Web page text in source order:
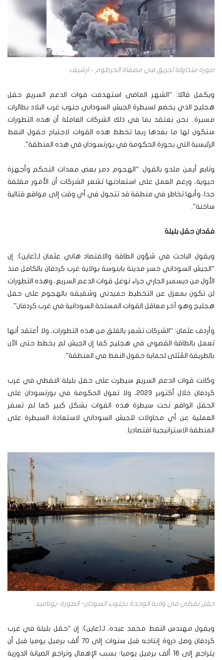
صورة متداولة لحريق في مصفاة الخرطوم – ارشيف
ويكمل قائلا: “الشهر الماضي استهدفت قوات الدعم السريع حقل
هجليج الذي يخضع لسيطرة الجيش السوداني جنوب غرب البلاد بطائرات
مسيرة.. نحن نعتقد بما في ذلك الشركات العاملة أن هذه التطورات
ستكون لها ما بعدها ربما تخطط هذه القوات لاجتياح حقول النفط
الرئيسية التي بحوزة الحكومة في بورتسودان في هذه المنطقة”.
وتابع أيمن ملدو بالقول: “الهجوم دمر بعض معدات التحكم وأجهزة
حيوية، ورغم العمل على استعادتها تشعر الشركات أن الأمور مقلقة
جدا، وأنها تخاطر في منطقة قد تتحول في أي وقت إلى مواقع قتالية
ساخنة”.
فقدان حقل بليلة
ويقول الباحث في شؤون الطاقة والاقتصاد هاني عثمان لـ(عاين): إن
“الجيش السوداني خسر مدينة بابنوسة بولاية غرب كردفان بالكامل منذ
الأول من ديسمبر الجاري جراء توغل قوات الدعم السريع، وهذه التطورات
لن تكون بمعزل عن التخطيط حميدتي وشقيقه بالهجوم على حقل
هجليج وهو آخر معاقل القوات المسلحة السودانية في غرب كردفان”.
وأردف عثمان: “الشركات تشعر بالقلق من هذه التطورات، ولا أعتقد أنها
تعمل بالطاقة القصوى في هجليج كما إن الجيش لم يخطط حتى الآن
بالطريقة المُثلى لحماية حقول النفط في المنطقة”.
وكانت قوات الدعم السريع سيطرت على حقل بليلة النفطي في غرب
كردفان خلال أكتوبر 2023، ولا تعول الحكومة في بورتسودان على
الحقل الواقع تحت سيطرة هذه القوات بشكل كبير كما لم تسفر
العملية عن أي محاولات للجيش السوداني لاستعادة السيطرة على
المنطقة الاستراتيجية اقتصاديا.
حقل نفطي في ولاية الوحدة بجنوب السودان- الصورة: يوناميد
ويقول مهندس النفط محمد عبده، لـ(عاين): إن “حقل بليلة في غرب
كردفان وصل ذروة إنتاجه قبل سنوات إلى 70 ألف برميل يوميا قبل أن
يتراجع إلى 16 ألف برميل يوميا؛ بسبب الإهمال وتراجع الصيانة الدورية